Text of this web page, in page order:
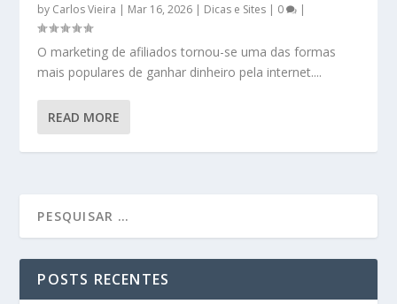
by Carlos Vieira | Mar 16, 2026 | Dicas e Sites | 0 |
O marketing de afiliados tornou-se uma das formas
mais populares de ganhar dinheiro pela internet....
READ MORE
POSTS RECENTES